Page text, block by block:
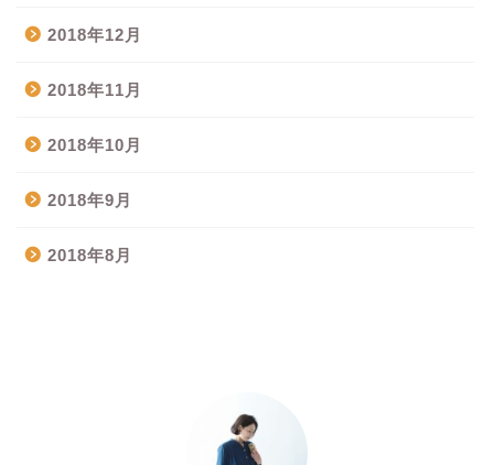
2018年12月
2018年11月
2018年10月
2018年9月
2018年8月